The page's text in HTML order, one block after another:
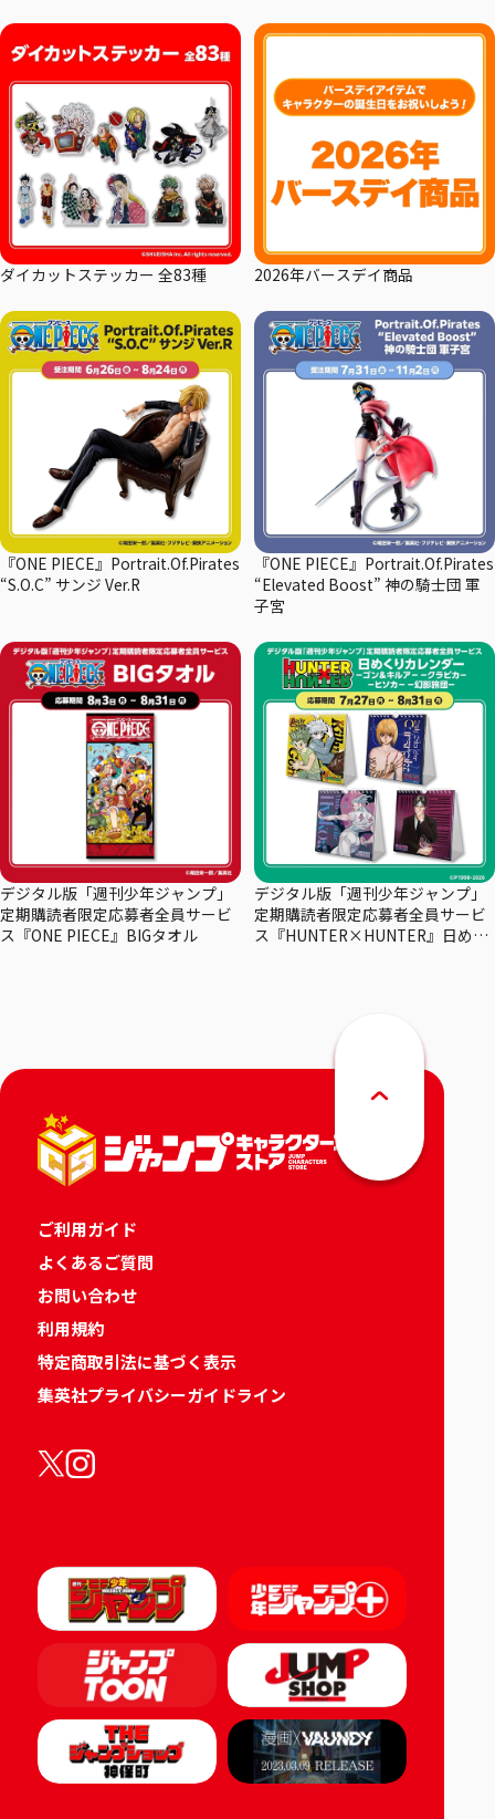
ダイカットステッカー 全83種 2026年バースデイ商品
『ONE PIECE』Portrait.Of.Pirates
“S.O.C” サンジ Ver.R
『ONE PIECE』Portrait.Of.Pirates
“Elevated Boost” 神の騎士団 軍
子宮
デジタル版「週刊少年ジャンプ」
定期購読者限定応募者全員サービ
ス『ONE PIECE』BIGタオル
デジタル版「週刊少年ジャンプ」
定期購読者限定応募者全員サービ
ス『HUNTER×HUNTER』日めく
ご利用ガイド
よくあるご質問
お問い合わせ
利用規約
特定商取引法に基づく表示
集英社プライバシーガイドライン